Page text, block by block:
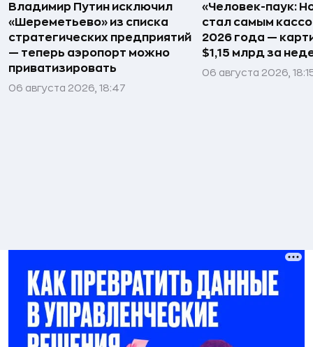
Владимир Путин исключил
«Шереметьево» из списка
стратегических предприятий
— теперь аэропорт можно
приватизировать
06 августа 2026, 18:47
«Человек-паук:
стал самым
2026 года —
$1,15 млрд за
06 августа 2026,